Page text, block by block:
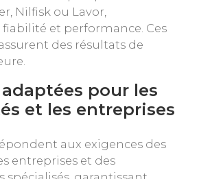
Nilfisk ou Lavor,
et performance. Ces
des résultats de
pour les
et les entreprises
aux exigences des
entreprises et des